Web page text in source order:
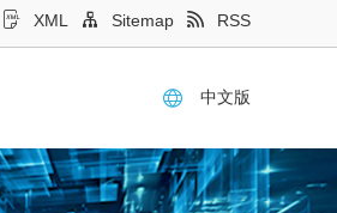
XML Sitemap RSS
中文版